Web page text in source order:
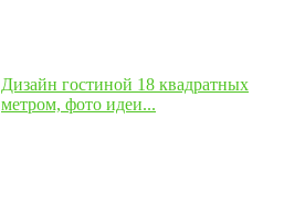
Дизайн гостиной 18 квадратных
метром, фото идеи...